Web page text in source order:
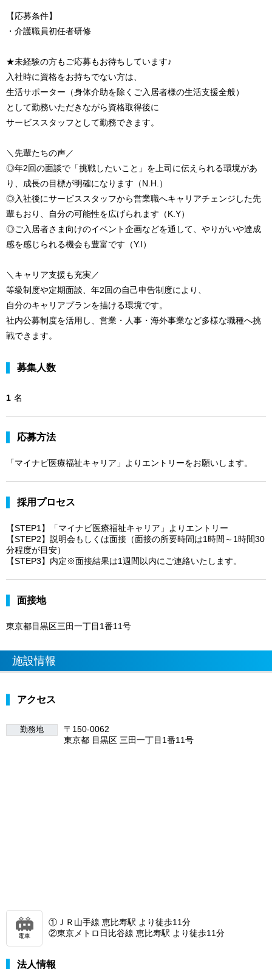
【応募条件】
・介護職員初任者研修
★未経験の方もご応募もお待ちしています♪
入社時に資格をお持ちでない方は、
生活サポーター（身体介助を除くご入居者様の生活支援全般）
として勤務いただきながら資格取得後に
サービススタッフとして勤務できます。
＼先輩たちの声／
◎年2回の面談で「挑戦したいこと」を上司に伝えられる環境があ
り、成長の目標が明確になります（N.H.）
◎入社後にサービススタッフから営業職へキャリアチェンジした先
輩もおり、自分の可能性を広げられます（K.Y）
◎ご入居者さま向けのイベント企画などを通して、やりがいや達成
感を感じられる機会も豊富です（Y.I）
＼キャリア支援も充実／
等級制度や定期面談、年2回の自己申告制度により、
自分のキャリアプランを描ける環境です。
社内公募制度を活用し、営業・人事・海外事業など多様な職種へ挑
戦できます。
募集人数
1 名
応募方法
「マイナビ医療福祉キャリア」よりエントリーをお願いします。
採用プロセス
【STEP1】「マイナビ医療福祉キャリア」よりエントリー
【STEP2】説明会もしくは面接（面接の所要時間は1時間～1時間30
分程度が目安）
【STEP3】内定※面接結果は1週間以内にご連絡いたします。
面接地
東京都目黒区三田一丁目1番11号
施設情報
アクセス
勤務地
〒150-0062
東京都 目黒区 三田一丁目1番11号
電車
①ＪＲ山手線 恵比寿駅 より徒歩11分
②東京メトロ日比谷線 恵比寿駅 より徒歩11分
法人情報